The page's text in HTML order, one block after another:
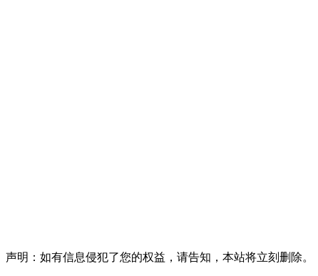
声明：如有信息侵犯了您的权益，请告知，本站将立刻删除。